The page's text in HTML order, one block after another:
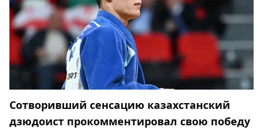
Сотворивший сенсацию казахстанский
дзюдоист прокомментировал свою победу